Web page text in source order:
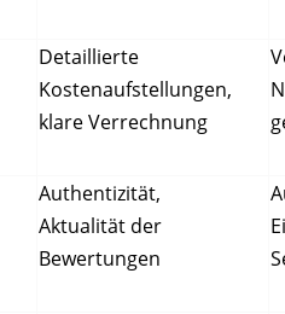
Detaillierte
Kostenaufstellungen,
klare Verrechnung
Authentizität,
Aktualität der
Bewertungen